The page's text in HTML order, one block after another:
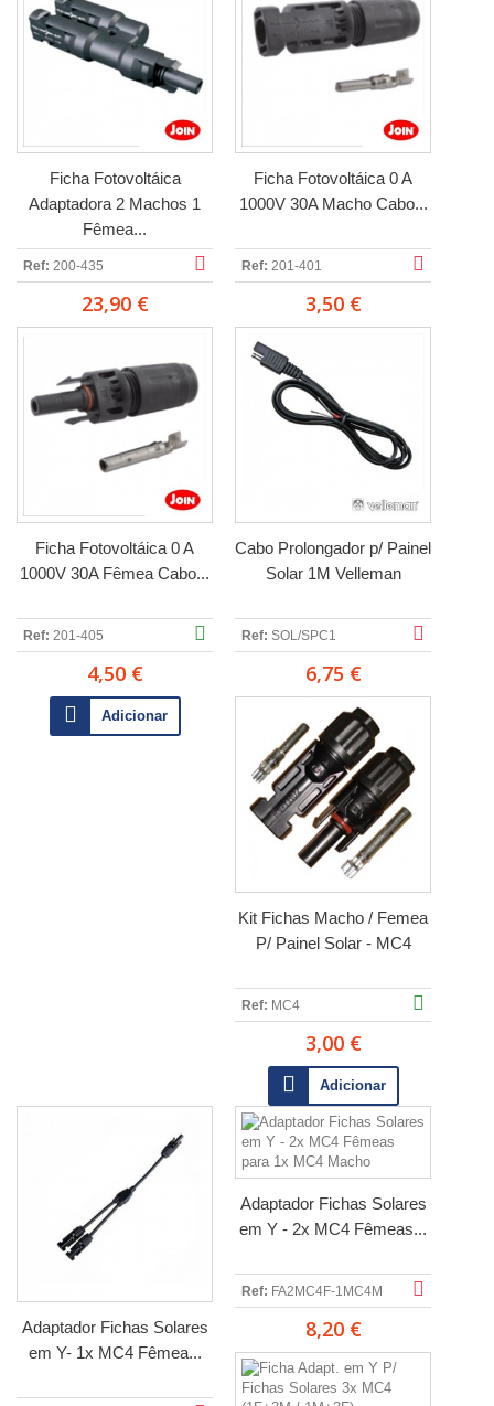
Ficha Fotovoltáica
Adaptadora 2 Machos 1
Fêmea...
Ref: 200-435
23,90 €
Ficha Fotovoltáica 0 A
1000V 30A Macho Cabo...
Ref: 201-401
3,50 €
Ficha Fotovoltáica 0 A
1000V 30A Fêmea Cabo...
Ref: 201-405
4,50 €
Adicionar
Cabo Prolongador p/ Painel
Solar 1M Velleman
Ref: SOL/SPC1
6,75 €
Kit Fichas Macho / Femea
P/ Painel Solar - MC4
Ref: MC4
3,00 €
Adicionar
Adaptador Fichas Solares
em Y- 1x MC4 Fêmea...
Adaptador Fichas Solares
em Y - 2x MC4 Fêmeas...
Ref: FA2MC4F-1MC4M
8,20 €